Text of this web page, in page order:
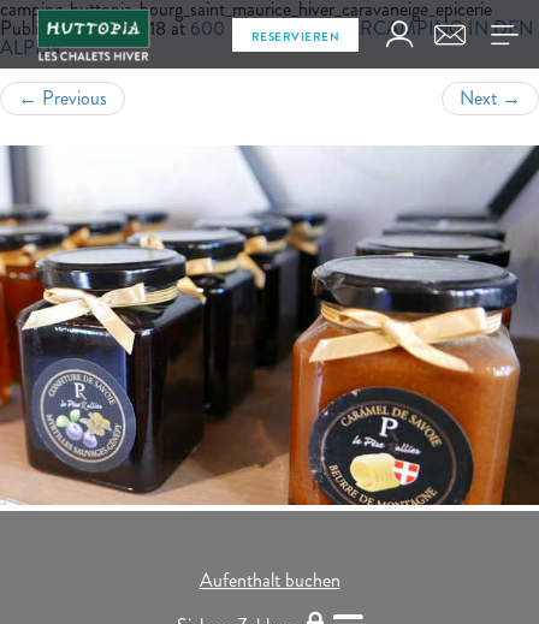
RESERVIEREN
camping_huttopia_bourg_saint_maurice_hiver_caravaneige_epicerie
PublishedJuli 6, 2018 at 600 × 400inWINTERCAMPING IN DEN
ALPEN
← Previous Next →
Aufenthalt buchen